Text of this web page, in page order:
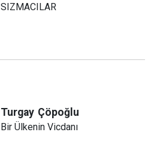
SIZMACILAR
Turgay Çöpoğlu
Bir Ülkenin Vicdanı